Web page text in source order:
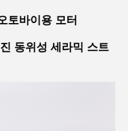
토바이용 모터
동위성 세라믹 스트